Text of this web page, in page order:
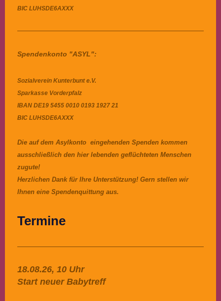
BIC LUHSDE6AXXX
Spendenkonto "ASYL":
Sozialverein Kunterbunt e.V.
Sparkasse Vorderpfalz
IBAN DE19 5455 0010 0193 1927 21
BIC LUHSDE6AXXX
Die auf dem Asylkonto eingehenden Spenden kommen
ausschließlich den hier lebenden geflüchteten Menschen
zugute!
Herzlichen Dank für Ihre Unterstützung! Gern stellen wir
Ihnen eine Spendenquittung aus.
Termine
18.08.26, 10 Uhr
Start neuer Babytreff